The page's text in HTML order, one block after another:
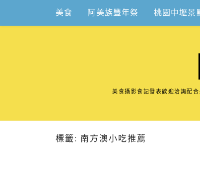
content
美食 阿美族豐年祭 桃園中壢景
美食攝影食記發表歡迎洽詢配
標籤: 南方澳小吃推薦